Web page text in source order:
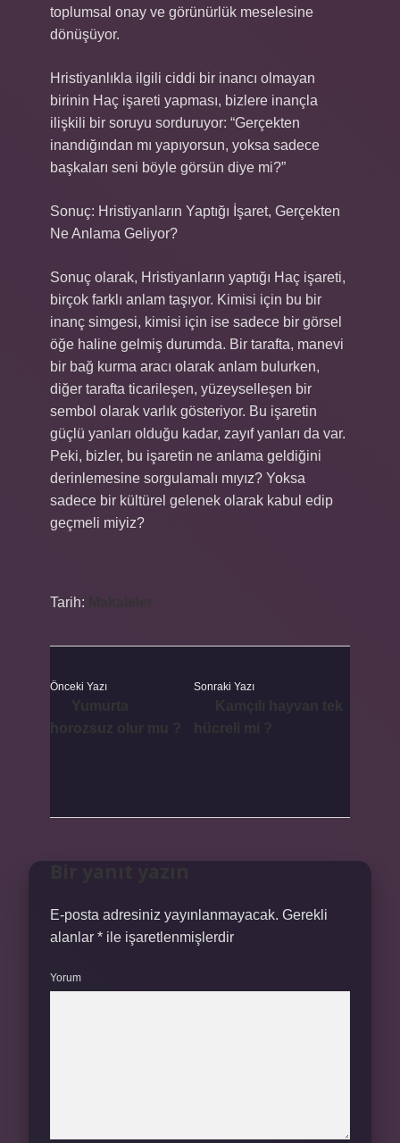
toplumsal onay ve görünürlük meselesine
dönüşüyor.
Hristiyanlıkla ilgili ciddi bir inancı olmayan
birinin Haç işareti yapması, bizlere inançla
ilişkili bir soruyu sorduruyor: “Gerçekten
inandığından mı yapıyorsun, yoksa sadece
başkaları seni böyle görsün diye mi?”
Sonuç: Hristiyanların Yaptığı İşaret, Gerçekten
Ne Anlama Geliyor?
Sonuç olarak, Hristiyanların yaptığı Haç işareti,
birçok farklı anlam taşıyor. Kimisi için bu bir
inanç simgesi, kimisi için ise sadece bir görsel
öğe haline gelmiş durumda. Bir tarafta, manevi
bir bağ kurma aracı olarak anlam bulurken,
diğer tarafta ticarileşen, yüzeyselleşen bir
sembol olarak varlık gösteriyor. Bu işaretin
güçlü yanları olduğu kadar, zayıf yanları da var.
Peki, bizler, bu işaretin ne anlama geldiğini
derinlemesine sorgulamalı mıyız? Yoksa
sadece bir kültürel gelenek olarak kabul edip
geçmeli miyiz?
Tarih:
Önceki Yazı Sonraki Yazı
E-posta adresiniz yayınlanmayacak. Gerekli
alanlar * ile işaretlenmişlerdir
Yorum